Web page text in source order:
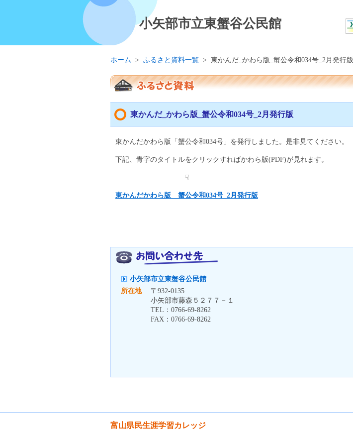
小矢部市立東蟹谷公民館
ホーム > ふるさと資料一覧 > 東かんだ_かわら版_蟹公令和034号_2月発行版
東かんだ_かわら版_蟹公令和034号_2月発行版
東かんだかわら版「蟹公令和034号」を発行しました。是非見てください。
下記、青字のタイトルをクリックすればかわら版(PDF)が見れます。
☟
東かんだかわら版__蟹公令和034号_2月発行版
小矢部市立東蟹谷公民館
所在地
〒 932-0135
小矢部市藤森５２７７－１
TEL： 0766-69-8262
FAX： 0766-69-8262
富山県民生涯学習カレッジ